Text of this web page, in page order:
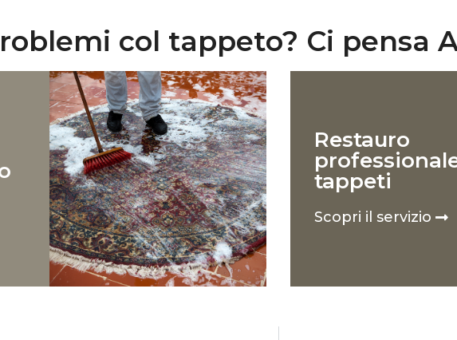
col tappeto? Ci pensa
Restauro
tappeti
Scopri il servizio